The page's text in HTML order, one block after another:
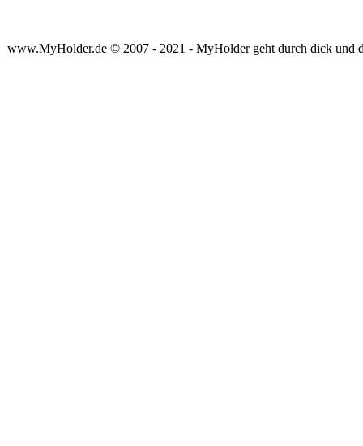
www.MyHolder.de © 2007 - 2021 - MyHolder geht durch dick und